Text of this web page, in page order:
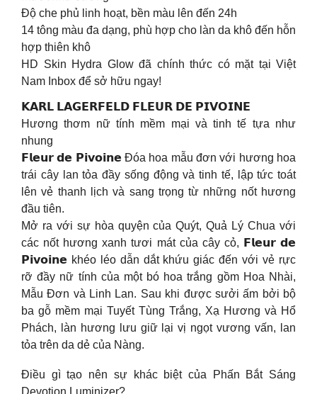
Độ che phủ linh hoạt, bền màu lên đến 24h
14 tông màu đa dạng, phù hợp cho làn da khô đến hỗn
hợp thiên khô
HD Skin Hydra Glow đã chính thức có mặt tại Việt
Nam Inbox để sở hữu ngay!
𝗞𝗔𝗥𝗟 𝗟𝗔𝗚𝗘𝗥𝗙𝗘𝗟𝗗 𝗙𝗟𝗘𝗨𝗥 𝗗𝗘 𝗣𝗜𝗩𝗢𝗜𝗡𝗘
Hương thơm nữ tính mềm mại và tinh tế tựa như
nhung
𝗙𝗹𝗲𝘂𝗿 𝗱𝗲 𝗣𝗶𝘃𝗼𝗶𝗻𝗲 Đóa hoa mẫu đơn với hương hoa
trái cây lan tỏa đầy sống động và tinh tế, lập tức toát
lên vẻ thanh lịch và sang trọng từ những nốt hương
đầu tiên.
Mở ra với sự hòa quyện của Quýt, Quả Lý Chua với
các nốt hương xanh tươi mát của cây cỏ, 𝗙𝗹𝗲𝘂𝗿 𝗱𝗲
𝗣𝗶𝘃𝗼𝗶𝗻𝗲 khéo léo dẫn dắt khứu giác đến với vẻ rực
rỡ đầy nữ tính của một bó hoa trắng gồm Hoa Nhài,
Mẫu Đơn và Linh Lan. Sau khi được sưởi ấm bởi bộ
ba gỗ mềm mại Tuyết Tùng Trắng, Xạ Hương và Hổ
Phách, làn hương lưu giữ lại vị ngọt vương vấn, lan
tỏa trên da dẻ của Nàng.
Điều gì tạo nên sự khác biệt của Phấn Bắt Sáng
Devotion Luminizer?